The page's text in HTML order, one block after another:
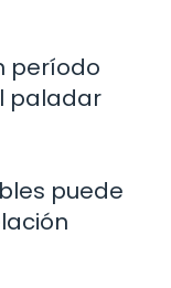
período
paladar
puede